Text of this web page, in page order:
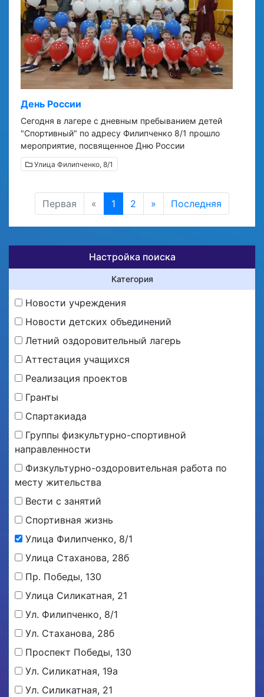
День России
Сегодня в лагере с дневным пребыванием детей
"Спортивный" по адресу Филипченко 8/1 прошло
мероприятие, посвященное Дню России
Улица Филипченко, 8/1
Первая « 1 2 » Последняя
Настройка поиска
Категория
Новости учреждения
Новости детских объединений
Летний оздоровительный лагерь
Аттестация учащихся
Реализация проектов
Гранты
Спартакиада
Группы физкультурно-спортивной
направленности
Физкультурно-оздоровительная работа по
месту жительства
Вести с занятий
Спортивная жизнь
Улица Филипченко, 8/1
Улица Стаханова, 28б
Пр. Победы, 130
Улица Силикатная, 21
Ул. Филипченко, 8/1
Ул. Стаханова, 28б
Проспект Победы, 130
Ул. Силикатная, 19а
Ул. Силикатная, 21